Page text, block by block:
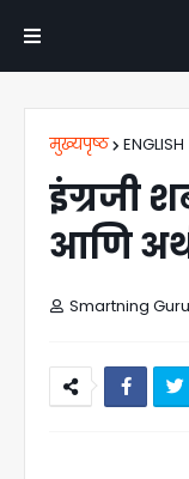
मुख्यपृष्ठ ENGLISH
इंग्रजी
आणि
Smartning Guru